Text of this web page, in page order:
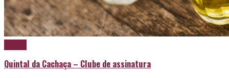
Quintal da Cachaça – Clube de assinatura